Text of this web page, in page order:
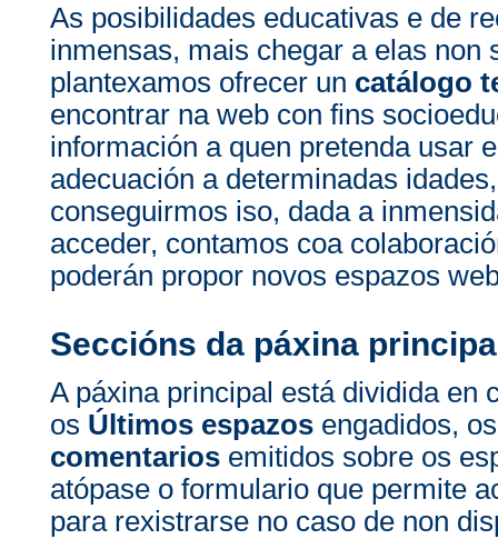
As posibilidades educativas e de
inmensas, mais chegar a elas non
plantexamos ofrecer un catálogo
encontrar na web con fins
información a quen pretenda usar
adecuación a determinadas
conseguirmos iso, dada a
acceder, contamos coa
poderán propor novos espazos
Seccións da páxina
A páxina principal está dividida en
os Últimos espazos engadidos,
comentarios emitidos sobre os
atópase o formulario que permite
para rexistrarse no caso de non